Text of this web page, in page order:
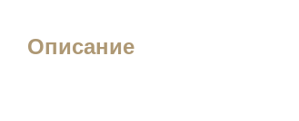
Описание